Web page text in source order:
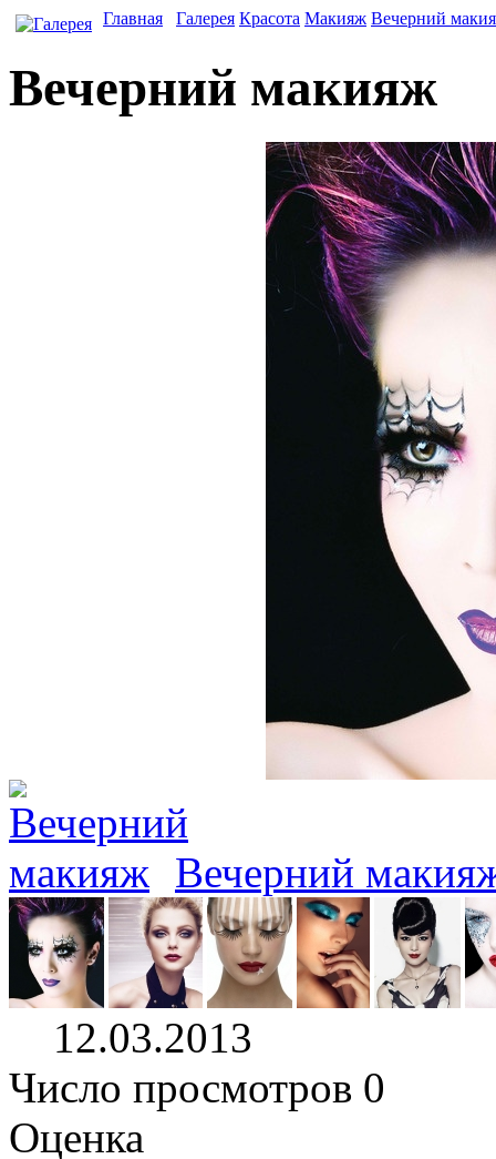
Главная Галерея Красота Макияж Вечерний
Вечерний макияж
Вечерний
12.03.2013
Число просмотров 0
Оценка